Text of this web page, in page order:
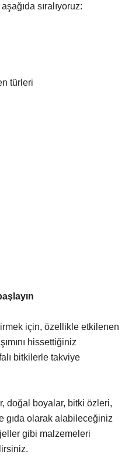
sıralıyoruz:
türleri
için, özellikle etkilenen
hissettiğiniz
bitkilerle takviye
doğal boyalar, bitki özleri,
gıda olarak alabileceğiniz
gibi malzemeleri